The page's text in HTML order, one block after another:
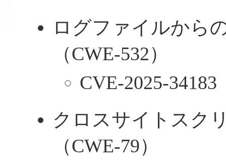
ログファイルから
（CWE-532）
CVE-2025-34183
クロスサイトスク
（CWE-79）